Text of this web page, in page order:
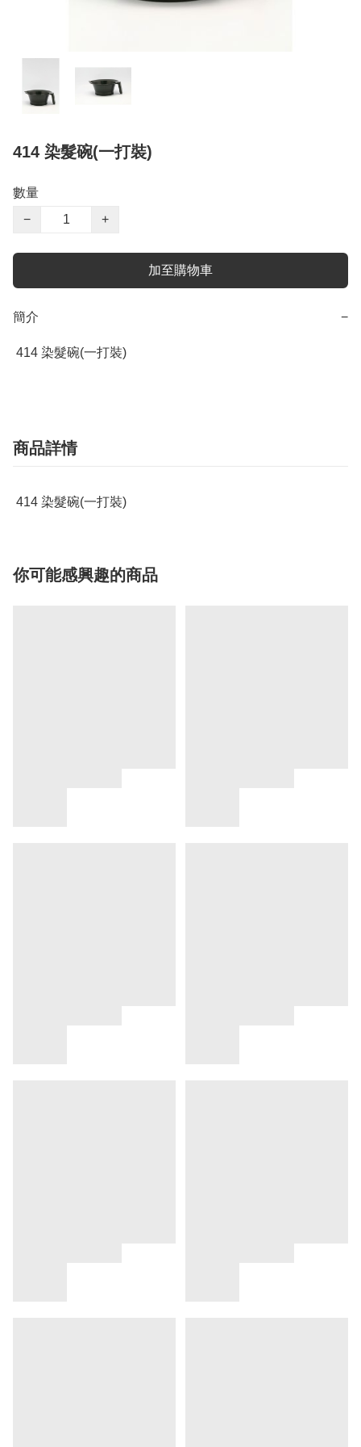
414 染髮碗(一打裝)
數量
−
+
加至購物車
簡介 −
414 染髮碗(一打裝)
商品詳情
414 染髮碗(一打裝)
你可能感興趣的商品